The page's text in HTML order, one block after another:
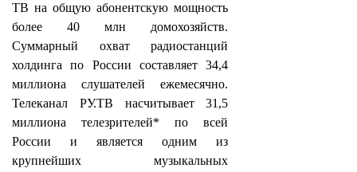
ТВ на общую абонентскую мощность
более 40 млн домохозяйств.
Суммарный охват радиостанций
холдинга по России составляет 34,4
миллиона слушателей ежемесячно.
Телеканал РУ.ТВ насчитывает 31,5
миллиона телезрителей* по всей
России и является одним из
крупнейших музыкальных